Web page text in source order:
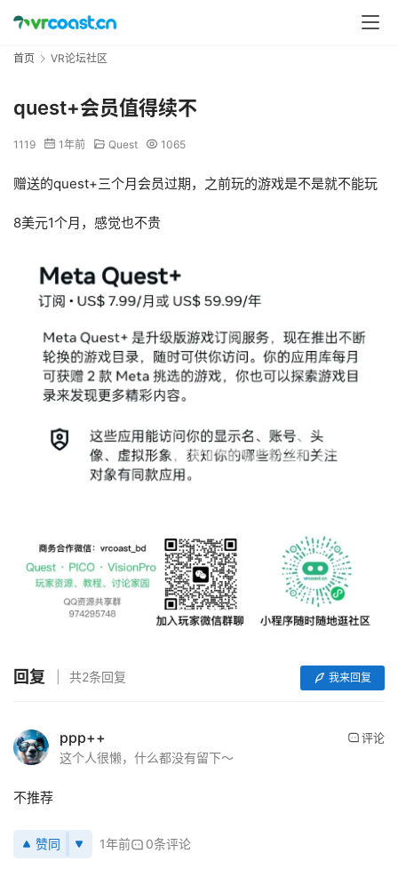
首
页
行
业
态
应
首页 VR论坛社区
quest+会员值得续不
1119 1年前 Quest 1065
赠送的quest+三个月会员过期，之前玩的游戏是不是就不能玩
8美元1个月，感觉也不贵
回复 共2条回复 我来回复
ppp++
这个人很懒，什么都没有留下～
评论
不推荐
赞同 1年前 0条评论